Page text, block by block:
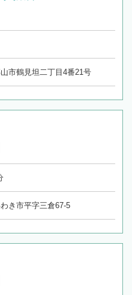
市鶴見坦二丁目4番21号
き市平字三倉67-5